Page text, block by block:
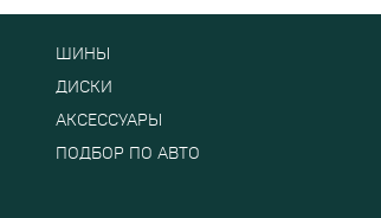
ШИНЫ
ДИСКИ
АКСЕССУАРЫ
ПОДБОР ПО АВТО